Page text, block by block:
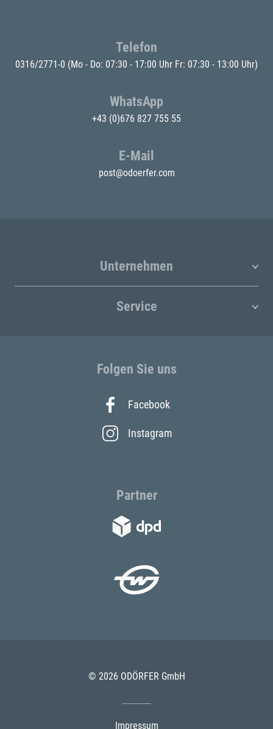
Telefon
0316/2771-0 (Mo - Do: 07:30 - 17:00 Uhr Fr: 07:30 - 13:00 Uhr)
WhatsApp
+43 (0)676 827 755 55
E-Mail
post@odoerfer.com
Unternehmen
Service
Folgen Sie uns
Facebook
Instagram
Partner
© 2026 ODÖRFER GmbH
Impressum